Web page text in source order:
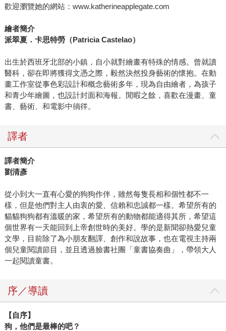
歡迎瀏覽她的網站：www.katherineapplegate.com
繪者簡介
派翠夏．卡思特勞（Patricia Castelao）
出生於西班牙北部的小鎮，自小就對繪畫有特殊的情感。曾就讀
醫科，卻在即將獲得文憑之際，毅然決然投身藝術的懷抱。在動
畫工作室從事色彩設計和概念藝術多年，現為自由繪者，為孩子
和青少年繪圖，也設計封面和海報。閒暇之餘，喜歡在漫畫、童
書、藝術、和電影中徜徉。
譯者
譯者簡介
劉清彥
從小到大一直有心愛的狗狗作伴，雖然每隻長相和個性都不一
樣，但是他們對主人由衷的愛、信賴和忠誠都一樣。希望所有的
貓貓狗狗都有溫暖的家，希望所有的動物都能適得其所，希望這
個世界有一天能回到上帝創世時的美好。學的是新聞卻熱愛兒童
文學，目前除了為小朋友翻譯、創作和說故事，也在電視主持兩
個兒童閱讀節目，並且透過臉書社團「童書協奏曲」，帶領大人
一起閱讀童書。
序／導讀
【自序】
狗，他們是最棒的吧？